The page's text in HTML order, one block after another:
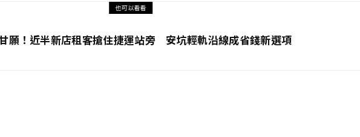
也可以看看
願！近半新店租客搶住捷運站旁 安坑輕軌沿線成省錢新選項